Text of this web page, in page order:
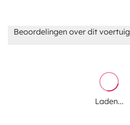
Beoordelingen over dit voertuig
Laden...